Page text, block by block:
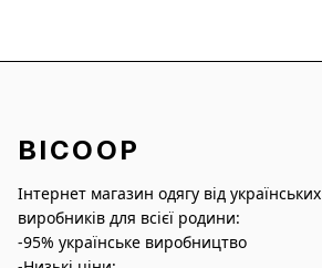
BICOOP
Інтернет магазин одягу від українських
виробників для всієї родини:
-95% українське виробництво